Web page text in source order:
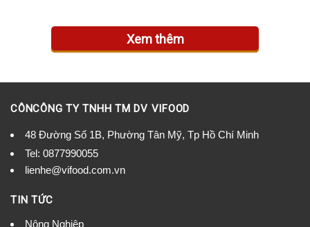
Xem thêm
CÔNCÔNG TY TNHH TM DV VIFOOD
48 Đường Số 1B, Phường Tân Mỹ, Tp Hồ Chí Minh
Tel: 0877990055
lienhe@vifood.com.vn
TIN TỨC
Nông Nghiệp